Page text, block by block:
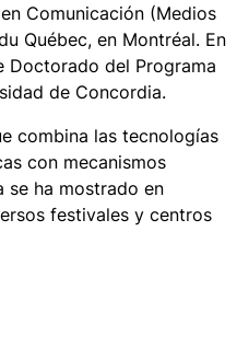
Comunicación (Medios
Québec, en Montréal. En
Doctorado del Programa
de Concordia.
combina las tecnologías
con mecanismos
se ha mostrado en
festivales y centros